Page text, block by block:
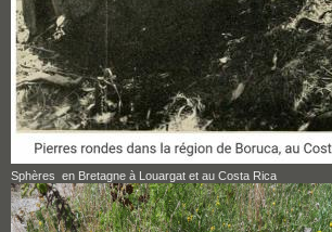
Sphères en Bretagne à Louargat et au Costa Rica